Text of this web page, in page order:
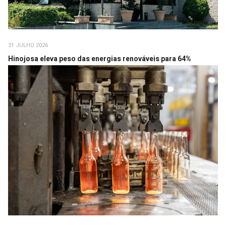
31 JULHO 2026
Hinojosa eleva peso das energias renováveis para 64%